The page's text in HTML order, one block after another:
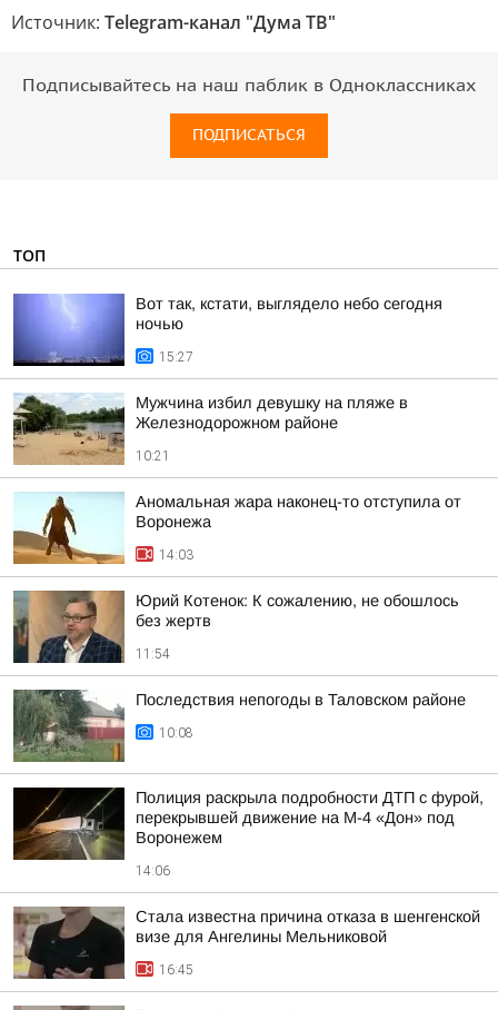
Источник: Telegram-канал "Дума ТВ"
Подписывайтесь на наш паблик в Одноклассниках
ПОДПИСАТЬСЯ
ТОП
Вот так, кстати, выглядело небо сегодня
ночью
15:27
Мужчина избил девушку на пляже в
Железнодорожном районе
10:21
Аномальная жара наконец-то отступила от
Воронежа
14:03
Юрий Котенок: К сожалению, не обошлось
без жертв
11:54
Последствия непогоды в Таловском районе
10:08
Полиция раскрыла подробности ДТП с фурой,
перекрывшей движение на М-4 «Дон» под
Воронежем
14:06
Стала известна причина отказа в шенгенской
визе для Ангелины Мельниковой
16:45